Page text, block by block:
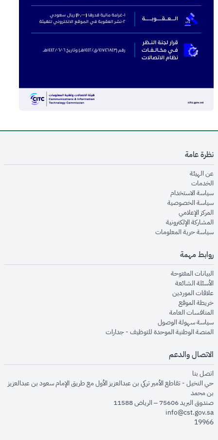
نظرة عامة
عن الهيئةopens in new window
الخدماتopens in new window
سياسة الاستخدام
سياسة الخصوصيةopens in new window
المركز الإعلاميopens in new window
المشاركة الإلكترونيةopens in new window
سياسة حرية المعلوماتopens in new window
روابط مهمة
البيانات المفتوحةopens in new window
الأسئلة الشائعةopens in new window
علاقات الموردينopens in new window
خريطة الموقعopens in new window
المنافسات العامةopens in new window
سياسة سهولة الوصولopens in new window
المنصة الوطنية الموحدة للتوظيف - جداراتopens in new window
الاتصال والدعم
اتصل بنا
حي النخيل - تقاطع الأمير تركي بن عبدالعزيز الأول مع طريق الإمام سعود بن عبدالعزيز
بن محمد
صندوق البريد 75606 – الرياض 11588
info@cst.gov.sa
19966